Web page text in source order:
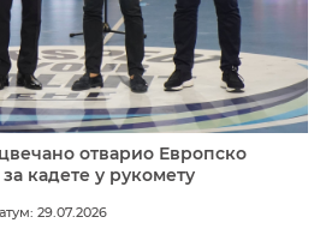
отварио Европско
кадете у рукомету
29.07.2026